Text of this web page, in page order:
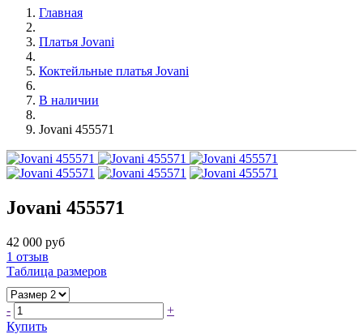
Главная
Платья Jovani
Коктейльные платья Jovani
В наличии
Jovani 455571
Jovani 455571
42 000 руб
1 отзыв
Таблица размеров
-
+
Купить